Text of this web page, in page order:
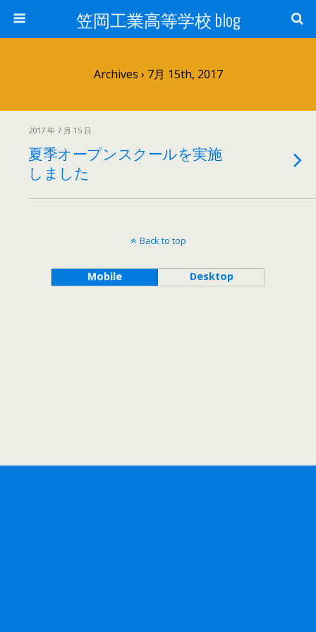
笠岡工業高等学校 blog
Archives › 7月 15th, 2017
2017 年 7 月 15 日
夏季オープンスクールを実施
しました
Back to top
Mobile Desktop